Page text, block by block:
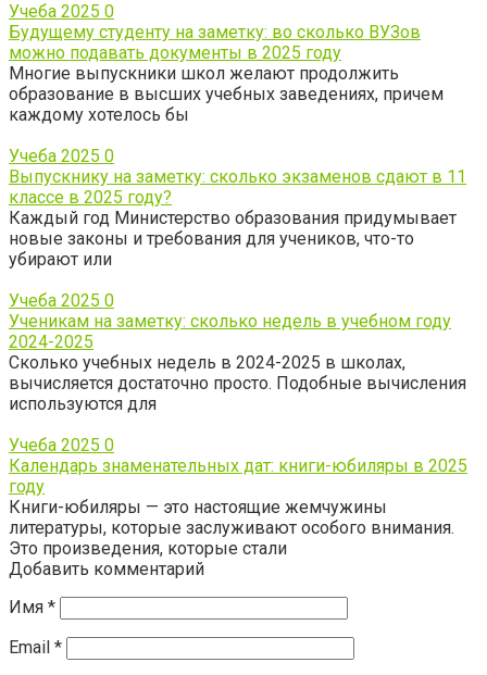
Учеба 2025 0
Будущему студенту на заметку: во сколько ВУЗов
можно подавать документы в 2025 году
Многие выпускники школ желают продолжить
образование в высших учебных заведениях, причем
каждому хотелось бы
Учеба 2025 0
Выпускнику на заметку: сколько экзаменов сдают в 11
классе в 2025 году?
Каждый год Министерство образования придумывает
новые законы и требования для учеников, что-то
убирают или
Учеба 2025 0
Ученикам на заметку: сколько недель в учебном году
2024-2025
Сколько учебных недель в 2024-2025 в школах,
вычисляется достаточно просто. Подобные вычисления
используются для
Учеба 2025 0
Календарь знаменательных дат: книги-юбиляры в 2025
году
Книги-юбиляры — это настоящие жемчужины
литературы, которые заслуживают особого внимания.
Это произведения, которые стали
Добавить комментарий
Имя *
Email *